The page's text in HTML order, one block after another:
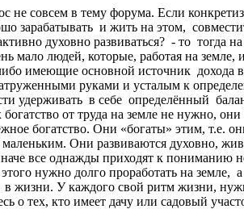
совсем в тему форума. Если
зарабатывать и жить на этом,
духовно развиваться? - то тогда
мало людей, которые, работая на
имеющие основной источник дохода
руками и усталым к
удерживать в себе определённый
богатство от труда на земле не нужно,
богатство. Они «богаты» этим,
маленьким. Они развиваются духовно,
все однажды приходят к пониманию
нужно долго проработать на земле,
жизни. У каждого свой ритм жизни,
о тех, кто имеет дачу или садовый